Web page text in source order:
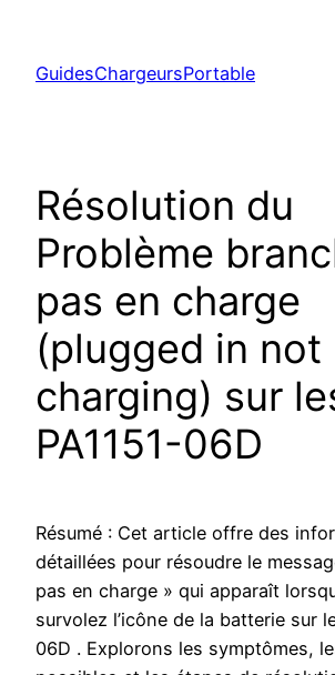
contenu
GuidesChargeursPortable
Résolution du
Problème
pas en charge
(plugged in not
charging) sur
PA1151-06D
Résumé : Cet article offre des
détaillées pour résoudre le
pas en charge » qui apparaît
survolez l’icône de la batterie sur
06D . Explorons les symptômes,